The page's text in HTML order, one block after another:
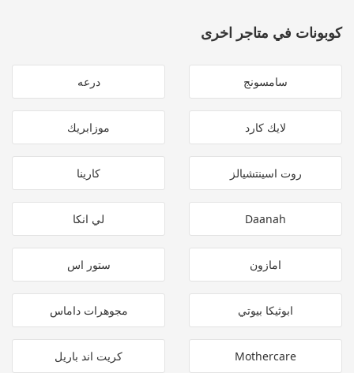
كوبونات في متاجر اخرى
سامسونج درعه
لايك كارد موزابريك
روت اسينتشيالز كارينا
Daanah لي انكا
امازون ستور اس
ابوثيكا بيوتي مجوهرات داماس
Mothercare كريت اند باريل